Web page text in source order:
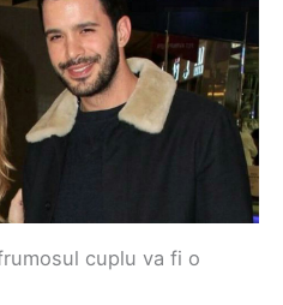
cuplu va fi o